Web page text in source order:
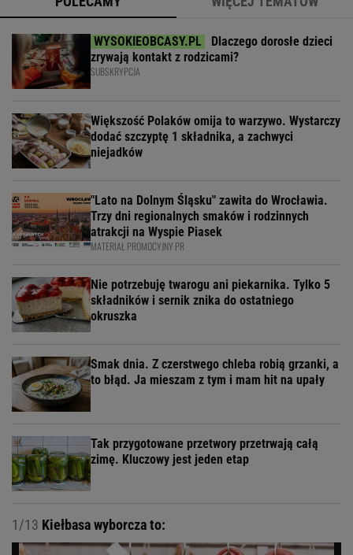
Dlaczego dorosłe dzieci
zrywają kontakt z rodzicami?
SUBSKRYPCJA
Większość Polaków omija to warzywo. Wystarczy
dodać szczyptę 1 składnika, a zachwyci
niejadków
"Lato na Dolnym Śląsku" zawita do Wrocławia.
Trzy dni regionalnych smaków i rodzinnych
atrakcji na Wyspie Piasek
MATERIAŁ PROMOCYJNY PR
Nie potrzebuję twarogu ani piekarnika. Tylko 5
składników i sernik znika do ostatniego
okruszka
Smak dnia. Z czerstwego chleba robią grzanki, a
to błąd. Ja mieszam z tym i mam hit na upały
Tak przygotowane przetwory przetrwają całą
zimę. Kluczowy jest jeden etap
1/13 Kiełbasa wyborcza to: